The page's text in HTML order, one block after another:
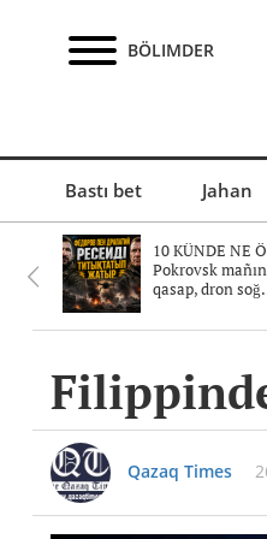
BÖLIMDER
Bastı bet Jahan
10 KÜNDE NE
Pokrovsk
qasap, dron
Qazaq Times